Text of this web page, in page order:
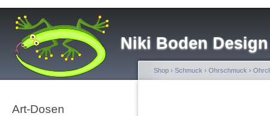
Niki Boden Design
Art-Dosen
Shop › Schmuck › Ohrschmuck ›